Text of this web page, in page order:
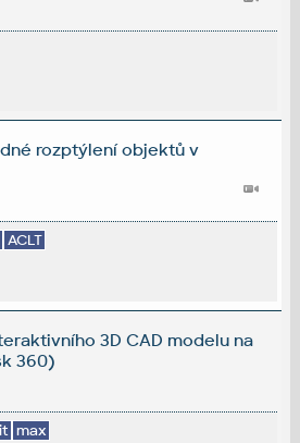
rozptýlení objektů v
ACLT
3D CAD modelu na
360)
max